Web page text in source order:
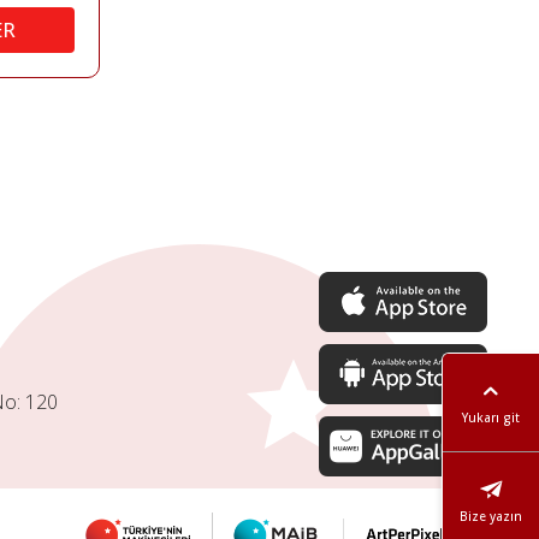
Yukarı git
Bize yazın
120